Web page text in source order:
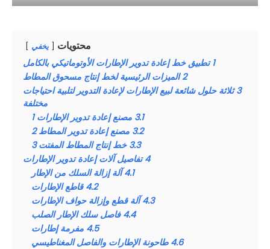
محتويات يخفي
1 تطبيق خط إعادة تدوير الإطارات الأوتوماتيكي بالكامل
2 الميزات الرئيسية لخط إنتاج مسحوق المطاط
3 ثلاثة حلول شائعة لبيع الإطارات لإعادة التدوير لتلبية احتياجات
مختلفة
3.1 مصنع إعادة تدوير الإطارات 1
3.2 مصنع إعادة تدوير المطاط 2
3.3 خط إنتاج المطاط المفتت 3
4 تفاصيل آلات إعادة تدوير الإطارات
4.1 آلة إزالة السلك من الإطار
4.2 قاطع الإطارات
4.3 آلة قطع وإزالة حواف الإطارات
4.4 فاصل سلك الإطار الصلب
4.5 مفرمة إطارات
4.6 طاحونة الإطارات والفاصل المغناطيسي